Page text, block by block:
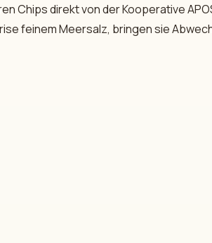
Chips direkt von der Kooperative
feinem Meersalz, bringen sie